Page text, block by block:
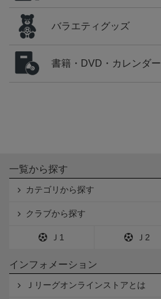
バラエティグッズ
書籍・DVD・カレンダー
一覧から探す
カテゴリから探す
クラブから探す
Ｊ1 Ｊ2
インフォメーション
Ｊリーグオンラインストアとは